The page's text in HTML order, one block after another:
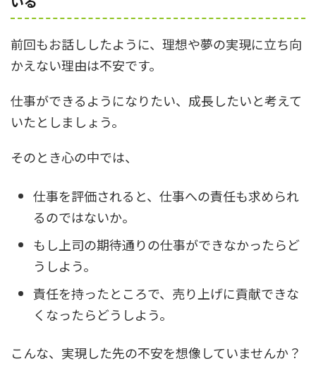
前回もお話ししたように、理想や夢の実現に立ち向
かえない理由は不安です。
仕事ができるようになりたい、成長したいと考えて
いたとしましょう。
そのとき心の中では、
仕事を評価されると、仕事への責任も求められ
るのではないか。
もし上司の期待通りの仕事ができなかったらど
うしよう。
責任を持ったところで、売り上げに貢献できな
くなったらどうしよう。
こんな、実現した先の不安を想像していませんか？